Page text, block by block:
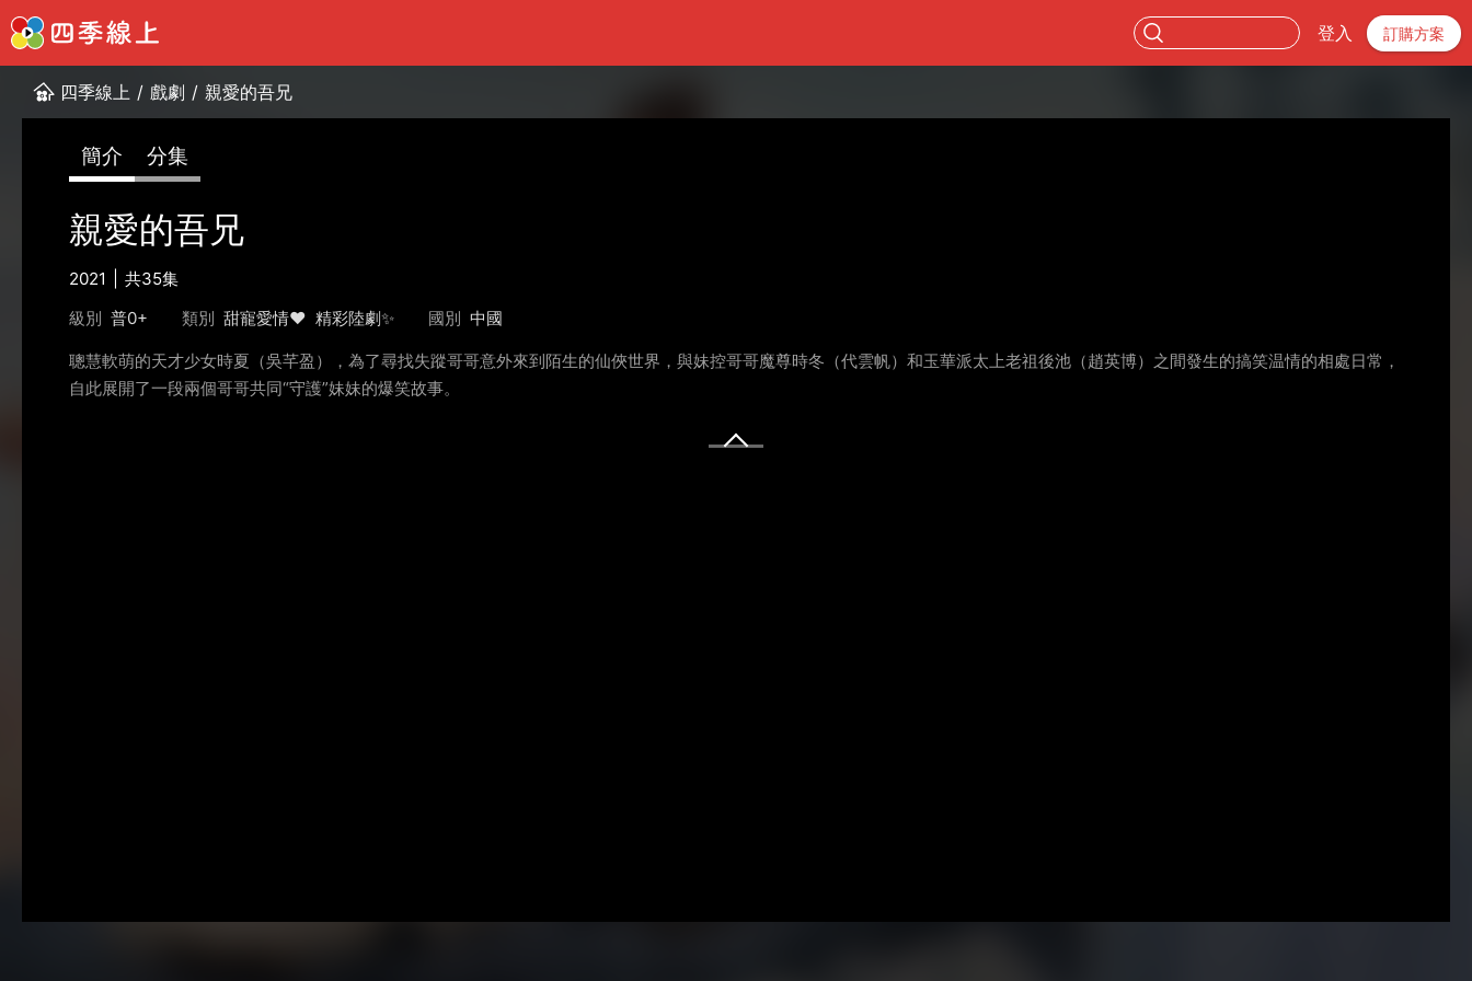
登入 訂購方案
四季線上 / 戲劇 / 親愛的吾兄
簡介 分集
親愛的吾兄
2021
共35集
級別 普0+ 類別 甜寵愛情❤️ 精彩陸劇✨ 國別 中國
聰慧軟萌的天才少女時夏（吳芊盈），為了尋找失蹤哥哥意外來到陌生的仙俠世界，與妹控哥哥魔尊時冬（代雲帆）和玉華派太上老祖後池（趙英博）之間發生的搞笑温情的相處日常，
自此展開了一段兩個哥哥共同“守護”妹妹的爆笑故事。